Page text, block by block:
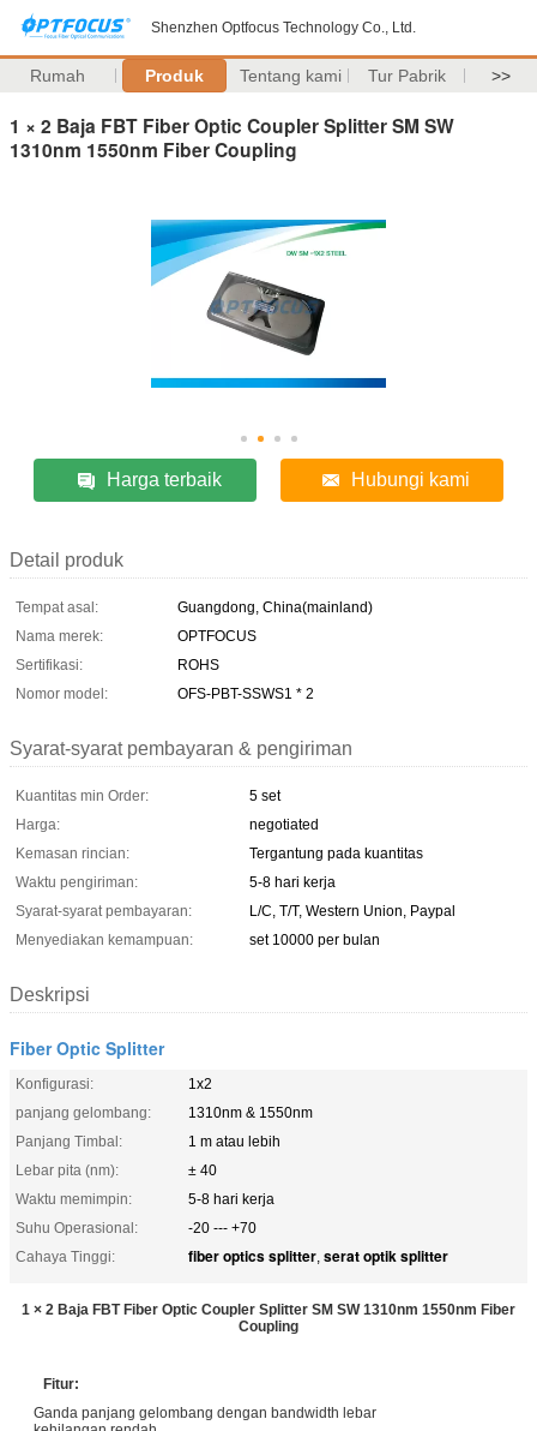
Shenzhen Optfocus Technology Co., Ltd.
Rumah Produk Tentang kami Tur Pabrik >>
1 × 2 Baja FBT Fiber Optic Coupler Splitter SM SW
1310nm 1550nm Fiber Coupling
Harga terbaik Hubungi kami
Detail produk
Tempat asal:
Guangdong, China(mainland)
Nama merek:
OPTFOCUS
Sertifikasi:
ROHS
Nomor model:
OFS-PBT-SSWS1 * 2
Syarat-syarat pembayaran & pengiriman
Kuantitas min Order:
5 set
Harga:
negotiated
Kemasan rincian:
Tergantung pada kuantitas
Waktu pengiriman:
5-8 hari kerja
Syarat-syarat pembayaran:
L/C, T/T, Western Union, Paypal
Menyediakan kemampuan:
set 10000 per bulan
Deskripsi
Fiber Optic Splitter
Konfigurasi:
1x2
panjang gelombang:
1310nm & 1550nm
Panjang Timbal:
1 m atau lebih
Lebar pita (nm):
± 40
Waktu memimpin:
5-8 hari kerja
Suhu Operasional:
-20 --- +70
Cahaya Tinggi:
fiber optics splitter, serat optik splitter
1 × 2 Baja FBT Fiber Optic Coupler Splitter SM SW 1310nm 1550nm Fiber
Coupling
Fitur:
Ganda panjang gelombang dengan bandwidth lebar